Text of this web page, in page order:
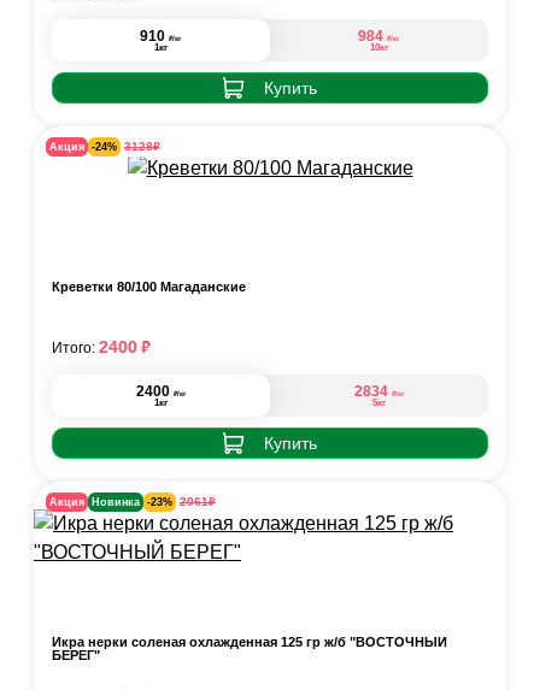
910 ₽/кг
1кг
984 ₽/кг
10кг
Купить
Акция -24% 3128₽
Креветки 80/100 Магаданские
2400 ₽/кг
1кг
2834 ₽/кг
5кг
Купить
Итого: 2400₽
Акция Новинка -23% 2061₽
Икра нерки соленая охлажденная 125 гр ж/б "ВОСТОЧНЫЙ
БЕРЕГ"